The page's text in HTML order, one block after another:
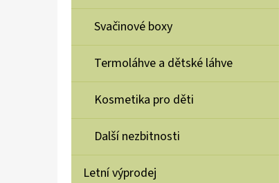
Svačinové boxy
Termoláhve a dětské láhve
Kosmetika pro děti
Další nezbitnosti
Letní výprodej